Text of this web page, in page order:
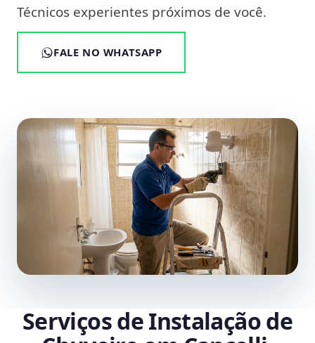
Técnicos experientes próximos de você.
FALE NO WHATSAPP
Serviços de Instalação de